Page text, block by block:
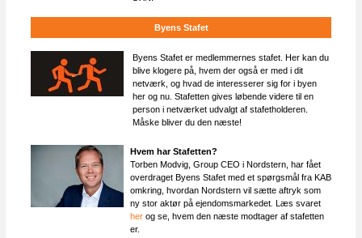
Byens Stafet
Byens Stafet er medlemmernes stafet. Her kan du
blive klogere på, hvem der også er med i dit
netværk, og hvad de interesserer sig for i byen
her og nu. Stafetten gives løbende videre til en
person i netværket udvalgt af stafetholderen.
Måske bliver du den næste!
Hvem har Stafetten?
Torben Modvig, Group CEO i Nordstern, har fået
overdraget Byens Stafet med et spørgsmål fra KAB
omkring, hvordan Nordstern vil sætte aftryk som
ny stor aktør på ejendomsmarkedet Læs svaret
her og se, hvem den næste modtager af stafetten
er.